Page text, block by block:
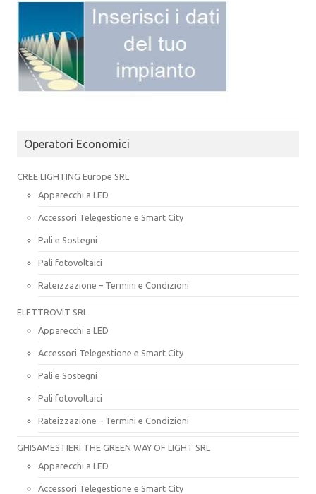
Operatori Economici
CREE LIGHTING Europe SRL
Apparecchi a LED
Accessori Telegestione e Smart City
Pali e Sostegni
Pali fotovoltaici
Rateizzazione – Termini e Condizioni
ELETTROVIT SRL
Apparecchi a LED
Accessori Telegestione e Smart City
Pali e Sostegni
Pali fotovoltaici
Rateizzazione – Termini e Condizioni
GHISAMESTIERI THE GREEN WAY OF LIGHT SRL
Apparecchi a LED
Accessori Telegestione e Smart City